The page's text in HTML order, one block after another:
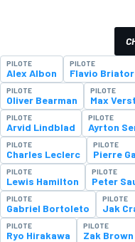
PILOTE
Alex Albon
PILOTE
Flavio
PILOTE
Oliver Bearman
PILOTE
Max
PILOTE
Arvid Lindblad
PILOTE
Ayrton
PILOTE
Charles Leclerc
PILOTE
Pierre
PILOTE
Lewis Hamilton
PILOTE
Peter
PILOTE
Gabriel Bortoleto
PILOTE
Jak
PILOTE
Ryo Hirakawa
PILOTE
Zak Brown